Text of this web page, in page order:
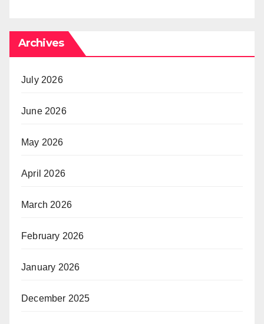
Archives
July 2026
June 2026
May 2026
April 2026
March 2026
February 2026
January 2026
December 2025